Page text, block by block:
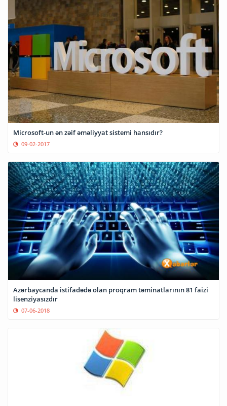
Microsoft-un ən zəif əməliyyat sistemi hansıdır?
09-02-2017
Azərbaycanda istifadədə olan proqram təminatlarının 81 faizi
lisenziyasızdır
07-06-2018